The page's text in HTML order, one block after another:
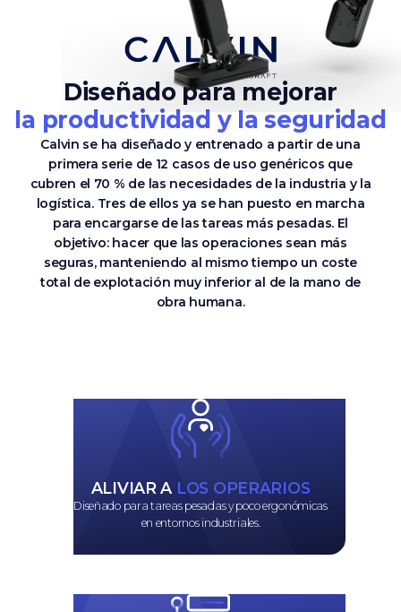
Diseñado para mejorar
la productividad y la seguridad
Calvin se ha diseñado y entrenado a partir de una
primera serie de 12 casos de uso genéricos que
cubren el 70 % de las necesidades de la industria y la
logística. Tres de ellos ya se han puesto en marcha
para encargarse de las tareas más pesadas. El
objetivo: hacer que las operaciones sean más
seguras, manteniendo al mismo tiempo un coste
total de explotación muy inferior al de la mano de
obra humana.
ALIVIAR A LOS OPERARIOS
Diseñado para tareas pesadas y poco ergonómicas
en entornos industriales.